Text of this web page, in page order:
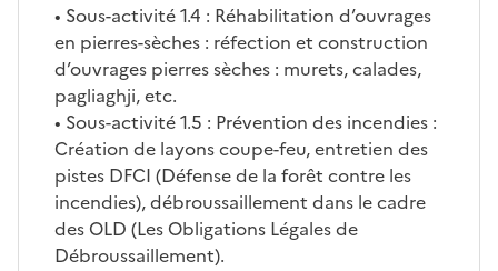
• Sous-activité 1.4 : Réhabilitation d’ouvrages
en pierres-sèches : réfection et construction
d’ouvrages pierres sèches : murets, calades,
pagliaghji, etc.
• Sous-activité 1.5 : Prévention des incendies :
Création de layons coupe-feu, entretien des
pistes DFCI (Défense de la forêt contre les
incendies), débroussaillement dans le cadre
des OLD (Les Obligations Légales de
Débroussaillement).